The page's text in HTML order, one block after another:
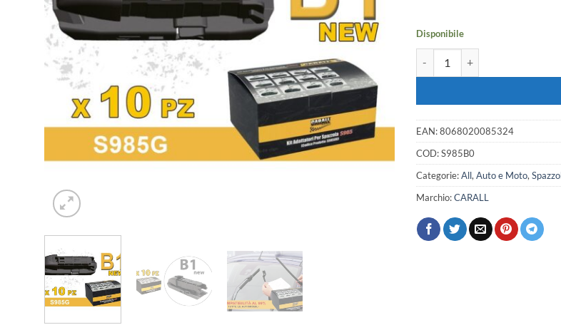
Disponibile
EAN:8068020085324
COD:S985B0
Categorie:All, Auto e Moto,
Marchio:CARALL